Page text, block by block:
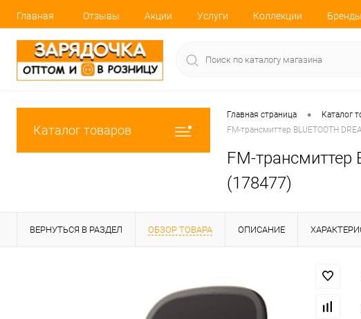
Главная Отзывы Акции Услуги Коллекции Бренды
Каталог товаров
Главная страница • Каталог
FM-трансмиттер BLUETOOTH
FM-трансмиттер
(178477)
ВЕРНУТЬСЯ В РАЗДЕЛ ОБЗОР ТОВАРА ОПИСАНИЕ